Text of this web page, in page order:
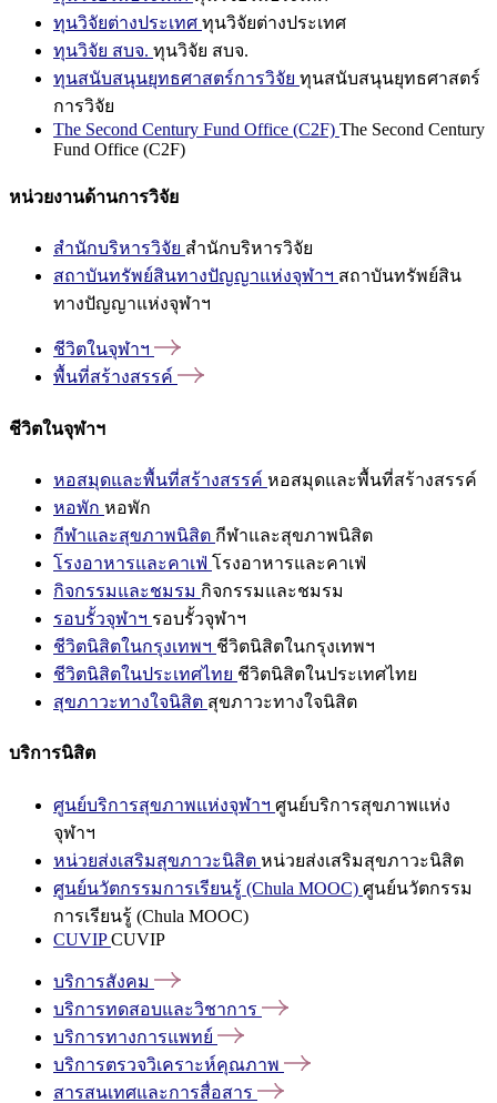
ทุนวิจัยต่างประเทศ ทุนวิจัยต่างประเทศ
ทุนวิจัย สบจ. ทุนวิจัย สบจ.
ทุนสนับสนุนยุทธศาสตร์การวิจัย ทุนสนับสนุนยุทธศาสตร์
การวิจัย
The Second Century Fund Office (C2F) The Second Century
Fund Office (C2F)
หน่วยงานด้านการวิจัย
สำนักบริหารวิจัย สำนักบริหารวิจัย
สถาบันทรัพย์สินทางปัญญาแห่งจุฬาฯ สถาบันทรัพย์สิน
ทางปัญญาแห่งจุฬาฯ
ชีวิตในจุฬาฯ
พื้นที่สร้างสรรค์
ชีวิตในจุฬาฯ
หอสมุดและพื้นที่สร้างสรรค์ หอสมุดและพื้นที่สร้างสรรค์
หอพัก หอพัก
กีฬาและสุขภาพนิสิต กีฬาและสุขภาพนิสิต
โรงอาหารและคาเฟ่ โรงอาหารและคาเฟ่
กิจกรรมและชมรม กิจกรรมและชมรม
รอบรั้วจุฬาฯ รอบรั้วจุฬาฯ
ชีวิตนิสิตในกรุงเทพฯ ชีวิตนิสิตในกรุงเทพฯ
ชีวิตนิสิตในประเทศไทย ชีวิตนิสิตในประเทศไทย
สุขภาวะทางใจนิสิต สุขภาวะทางใจนิสิต
บริการนิสิต
ศูนย์บริการสุขภาพแห่งจุฬาฯ ศูนย์บริการสุขภาพแห่ง
จุฬาฯ
หน่วยส่งเสริมสุขภาวะนิสิต หน่วยส่งเสริมสุขภาวะนิสิต
ศูนย์นวัตกรรมการเรียนรู้ (Chula MOOC) ศูนย์นวัตกรรม
การเรียนรู้ (Chula MOOC)
CUVIPCUVIP
บริการสังคม
บริการทดสอบและวิชาการ
บริการทางการแพทย์
บริการตรวจวิเคราะห์คุณภาพ
สารสนเทศและการสื่อสาร